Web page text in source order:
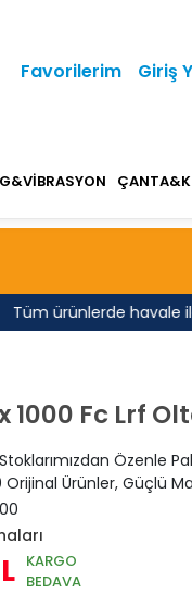
ürünlerde havale ile
Favorilerim Giriş
1000 Fc Lrf
Özenle
Ürünler, Güçlü
KARGO
BEDAVA